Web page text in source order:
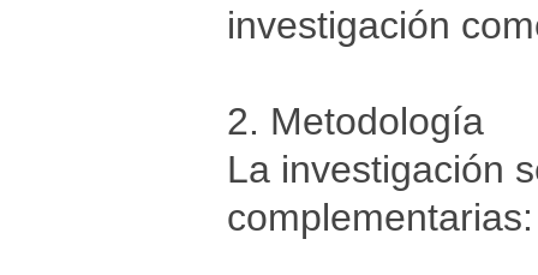
investigación
2. Metodología
La investigación
complementarias: